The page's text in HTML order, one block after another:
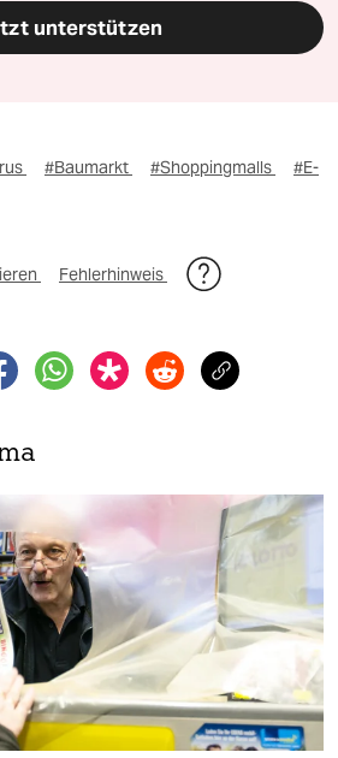
unterstützen
#Baumarkt #Shoppingmalls
#E-
Fehlerhinweis